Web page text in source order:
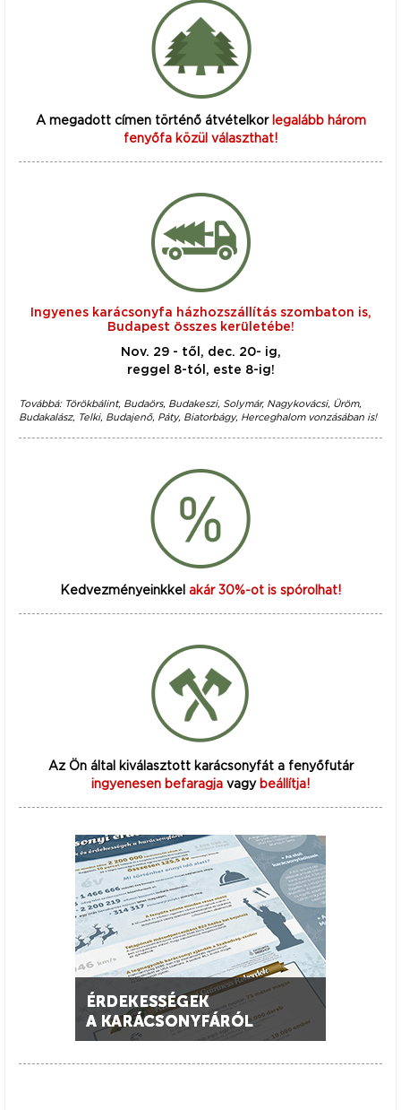
A megadott címen történő átvételkor legalább három
fenyőfa közül választhat!
Ingyenes karácsonyfa házhozszállítás szombaton is,
Budapest összes kerületébe!
Nov. 29 - től, dec. 20- ig,
reggel 8-tól, este 8-ig!
Továbbá: Törökbálint, Budaörs, Budakeszi, Solymár, Nagykovácsi, Üröm,
Budakalász, Telki, Budajenő, Páty, Biatorbágy, Herceghalom vonzásában is!
Kedvezményeinkkel akár 30%-ot is spórolhat!
Az Ön által kiválasztott karácsonyfát a fenyőfutár
ingyenesen befaragja vagy beállítja!